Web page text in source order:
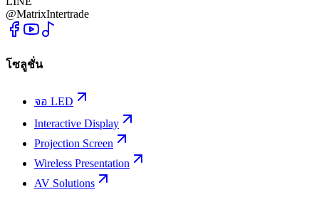
@MatrixIntertrade
โซลูชั่น
จอ LED
Interactive Display
Projection Screen
Wireless Presentation
AV Solutions